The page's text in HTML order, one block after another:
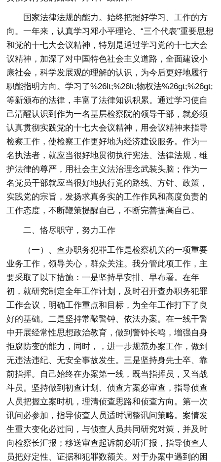
国家法律法规的能力。始终把握好学习、工作的方
向。一年来，认真学习邓小平理论、“三个代表”重要思想
和党的十七大会议精神，特别是通过学习党的十七大会
议精神，加深了对中国特色社会主义道路，全面建设小
康社会，科学发展观的理解的认识，为今后更好地履行
职能指明方向。学习了%26lt;%26lt;物权法%26gt;%26gt;
等新颁布的法律，丰富了法律知识积累。通过学习使自
己清醒认识到作为一名基层检察院的领导干部，就必须
认真贯彻实践党的十七大会议精神，用会议精神来指导
检察工作，使检察工作更好地为经济建设服务。作为一
名执法者，就应当很好地贯彻执行宪法、法律法规，维
护法律的尊严，用社会主义法治理念武装头脑；作为一
名党员干部就应当很好地执行党的路线、方针、政策，
实践党的宗旨，发扬求真务实的工作作风和高度负责的
工作态度，不断鞭策提醒自己，不断完善提高自己。
二、恪尽职守，努力工作
（一）、查办职务犯罪工作是检察机关的一项重要
业务工作，领导关心，群众关注。我分管此项工作，主
要采取了以下措施：一是坚持早安排、早布署。在年
初，就研究制定全年工作计划，及时召开查办职务犯罪
工作会议，明确工作重点和目标，为全年工作打下了良
好的基础。二是坚持常敲警钟、依法办案。在一线干警
中开展经常性思想政治教育，做到警钟长鸣，增强自身
拒腐防变的能力，同时，，进一步规范办案工作，做到
无违法违纪、无安全事故发生。三是坚持身先士卒、靠
前指挥。自己始终在办案第一线，既当指挥员，又当战
斗员。坚持做到初查计划、侦查方案必审查，指导侦查
人员把握立案时机，理清侦查思路和侦查方向。第一次
讯问必参加，指导侦查人员适时调整讯问策略。案情发
生重大变化必过问，与侦查人员共同研究对策，并及时
向检察长汇报；移送审查起诉前必听汇报，指导侦查人
员把好定性、证据和犯罪数额关。对于办案中遇到的困